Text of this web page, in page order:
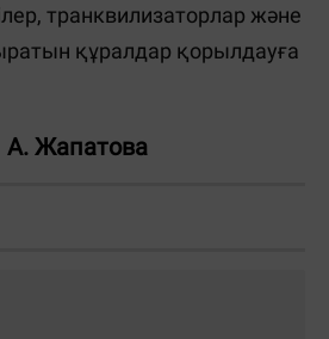
транквилизаторлар және
құралдар қорылдауға
А. Жапатова